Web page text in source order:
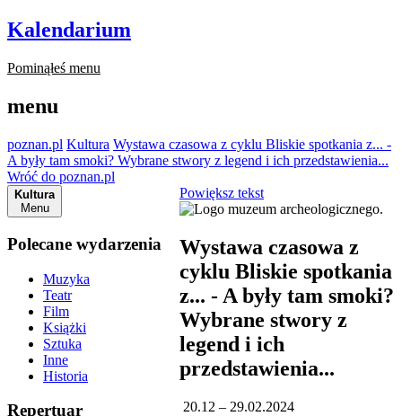
Kalendarium
Pominąłeś menu
menu
poznan.pl Kultura Wystawa czasowa z cyklu Bliskie spotkania z... -
A były tam smoki? Wybrane stwory z legend i ich przedstawienia...
Wróć do poznan.pl
Kultura
Menu
Polecane wydarzenia
Muzyka
Teatr
Film
Książki
Sztuka
Inne
Historia
Repertuar
Powiększ tekst
Wystawa czasowa z
cyklu Bliskie spotkania
z... - A były tam smoki?
Wybrane stwory z
legend i ich
przedstawienia...
20.12 – 29.02.2024